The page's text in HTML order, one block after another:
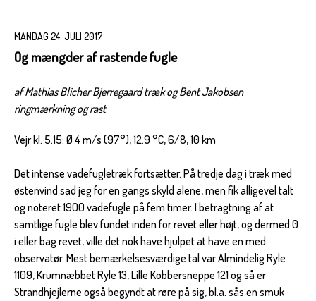
MANDAG 24. JULI 2017
Og mængder af rastende fugle
af Mathias Blicher Bjerregaard træk og Bent Jakobsen
ringmærkning og rast
Vejr kl. 5.15: Ø 4 m/s (97°), 12.9 °C, 6/8, 10 km
Det intense vadefugletræk fortsætter. På tredje dag i træk med
østenvind sad jeg for en gangs skyld alene, men fik alligevel talt
og noteret 1900 vadefugle på fem timer. I betragtning af at
samtlige fugle blev fundet inden for revet eller højt, og dermed 0
i eller bag revet, ville det nok have hjulpet at have en med
observatør. Mest bemærkelsesværdige tal var Almindelig Ryle
1109, Krumnæbbet Ryle 13, Lille Kobbersneppe 121 og så er
Strandhjejlerne også begyndt at røre på sig, bl.a. sås en smuk